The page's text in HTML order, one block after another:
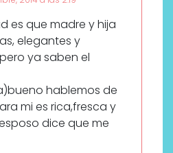
es que madre y hija
elegantes y
ya saben el
hablemos de
mi es rica,fresca y
dice que me